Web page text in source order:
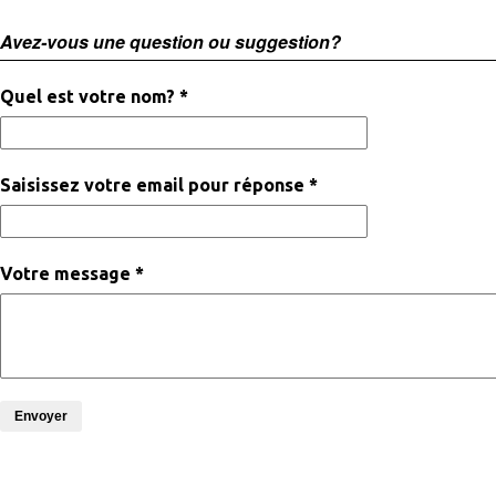
Avez-vous une question ou suggestion?
Quel est votre nom? *
Saisissez votre email pour réponse *
Votre message *
Envoyer